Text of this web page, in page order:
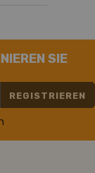
SIE
REGISTRIEREN